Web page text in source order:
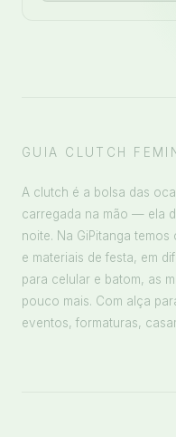
GUIA CLUTCH
A clutch é a bolsa das
carregada na mão — ela
noite. Na GiPitanga
e materiais de festa, em
para celular e batom, as
pouco mais. Com alça
eventos, formaturas,